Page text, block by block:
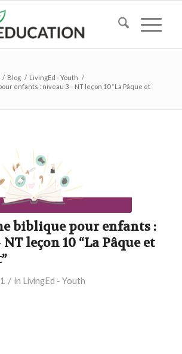
/ Blog / LivingEd - Youth /
enfants : niveau 3 – NT leçon 10 “La Pâque et
biblique pour enfants :
leçon 10 “La Pâque et
/ in LivingEd - Youth